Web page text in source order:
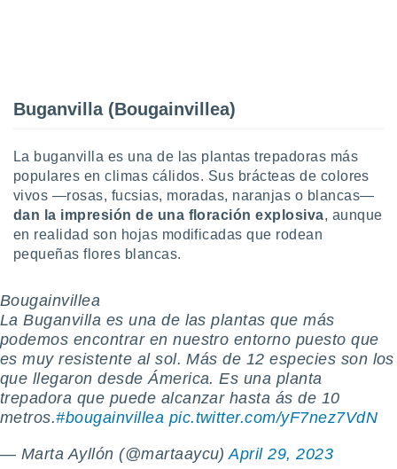
cookies
de
sitio
que
el sitio
se
para
ni para
o
Buganvilla (Bougainvillea)
La buganvilla es una de las plantas trepadoras más
populares en climas cálidos. Sus brácteas de colores
vivos —rosas, fucsias, moradas, naranjas o blancas—
dan la impresión de una floración explosiva, aunque
en realidad son hojas modificadas que rodean
pequeñas flores blancas.
Bougainvillea
La Buganvilla es una de las plantas que más
podemos encontrar en nuestro entorno puesto que
es muy resistente al sol. Más de 12 especies son los
que llegaron desde Ámerica. Es una planta
trepadora que puede alcanzar hasta ás de 10
metros.#bougainvillea pic.twitter.com/yF7nez7VdN
— Marta Ayllón (@martaaycu)April 29, 2023